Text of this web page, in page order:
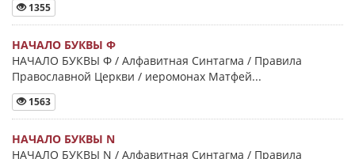
1355
НАЧАЛО БУКВЫ Φ
НАЧАЛО БУКВЫ Φ / Алфавитная Синтагма / Правила
Православной Церкви / иеромонах Матфей...
1563
НАЧАЛО БУКВЫ Ν
НАЧАЛО БУКВЫ Ν / Алфавитная Синтагма / Правила